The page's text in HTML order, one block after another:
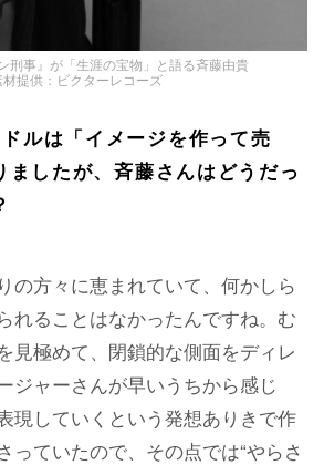
刑事』が「生涯の宝物」と語る斉藤由貴
材提供：ビクターレコーズ
ルは「イメージを作って売
ましたが、斉藤さんはどうだっ
の方々に恵まれていて、何かしら
れることはなかったんですね。む
見極めて、閉鎖的な側面をディレ
ジャーさんが早いうちから感じ
現していくという発想ありきで作
っていたので、その点では“やらさ